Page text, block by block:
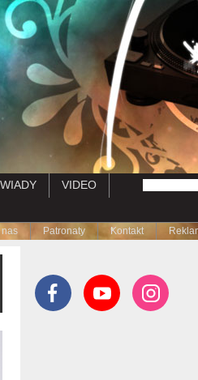
VIDEO
nas Patronaty Kontakt